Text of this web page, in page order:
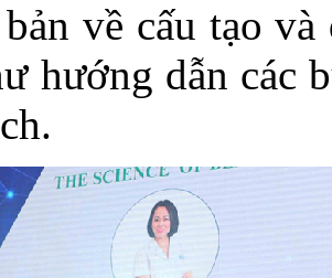
về cấu tạo và
hướng dẫn các